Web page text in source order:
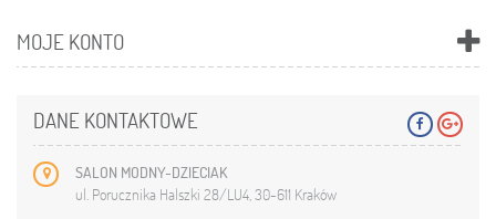
MOJE KONTO
DANE KONTAKTOWE
SALON MODNY-DZIECIAK
ul. Porucznika Halszki 28/LU4, 30-611 Kraków